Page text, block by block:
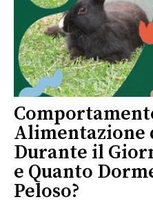
Alimentazione
Durante il
e Quanto
Peloso?